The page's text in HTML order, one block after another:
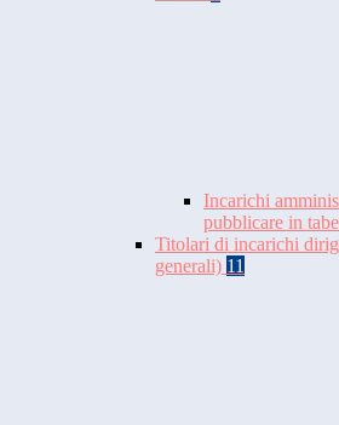
Incarichi
pubblicare in
Titolari di incarichi
generali) 11